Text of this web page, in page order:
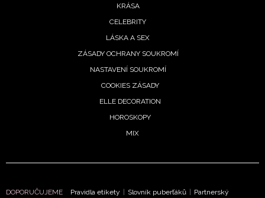
KRÁSA
CELEBRITY
LÁSKA A SEX
ZÁSADY OCHRANY SOUKROMÍ
NASTAVENÍ SOUKROMÍ
COOKIES ZÁSADY
ELLE DECORATION
HOROSKOPY
MIX
DOPORUČUJEME Pravidla etikety Slovník puberťáků
Partnerský